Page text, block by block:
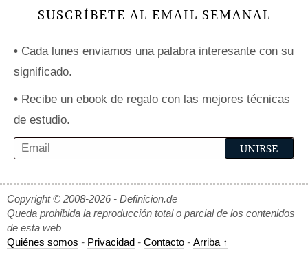
SUSCRÍBETE AL EMAIL SEMANAL
• Cada lunes enviamos una palabra interesante con su
significado.
• Recibe un ebook de regalo con las mejores técnicas
de estudio.
Copyright © 2008-2026 - Definicion.de
Queda prohibida la reproducción total o parcial de los contenidos
de esta web
Quiénes somos - Privacidad - Contacto - Arriba ↑